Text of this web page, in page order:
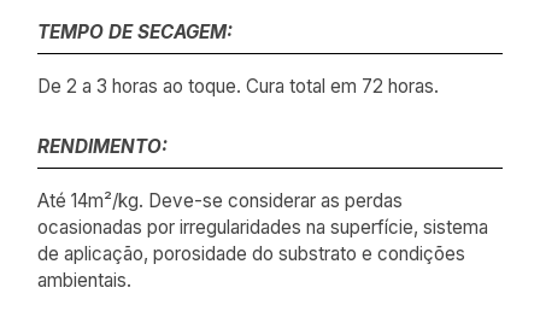
TEMPO DE SECAGEM:
De 2 a 3 horas ao toque. Cura total em 72 horas.
RENDIMENTO:
Até 14m²/kg. Deve-se considerar as perdas
ocasionadas por irregularidades na superfície, sistema
de aplicação, porosidade do substrato e condições
ambientais.